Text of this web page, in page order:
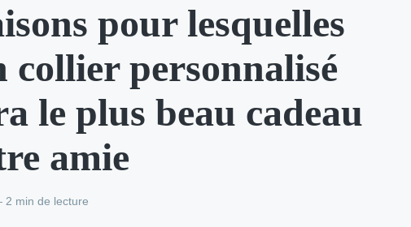
pour lesquelles
personnalisé
le plus beau cadeau
amie
min de lecture